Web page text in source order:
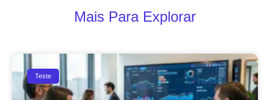
Mais Para Explorar
Teste